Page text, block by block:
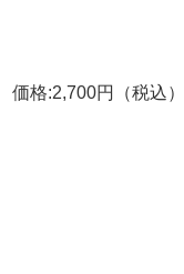
格:2,700円（税込）